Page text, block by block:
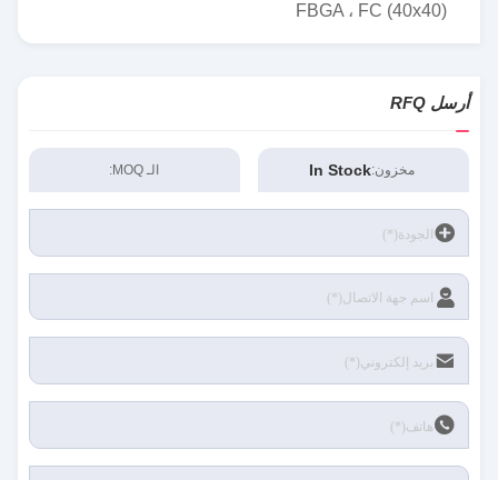
FBGA ، FC (40x40)
أرسل RFQ
مخزون:In Stock الـ MOQ: